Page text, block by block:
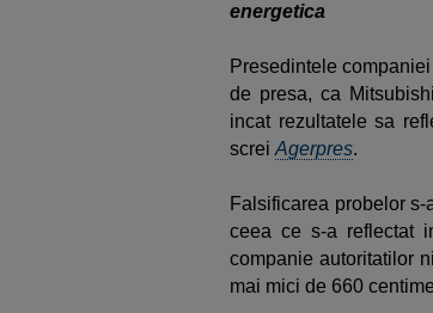
energetica
Presedintele
de presa, ca
incat rezultatele sa
screi Agerpres.
Falsificarea probelor
ceea ce s-a reflectat
companie autoritatilor
mai mici de 660